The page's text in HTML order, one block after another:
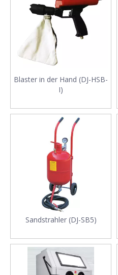
Blaster in der Hand (DJ-HSB-
I)
Sandstrahler (DJ-SB5)